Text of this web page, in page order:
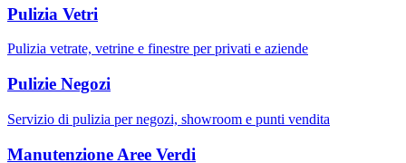
Pulizia Vetri
Pulizia vetrate, vetrine e finestre per privati e aziende
Pulizie Negozi
Servizio di pulizia per negozi, showroom e punti vendita
Manutenzione Aree Verdi